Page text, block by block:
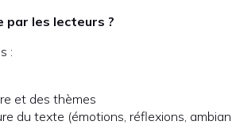
par les lecteurs ?
:
et des thèmes
du texte (émotions, réflexions,